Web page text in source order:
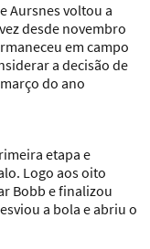
Aursnes voltou a
desde novembro
em campo
a decisão de
do ano
etapa e
Logo aos oito
Bobb e finalizou
a bola e abriu o